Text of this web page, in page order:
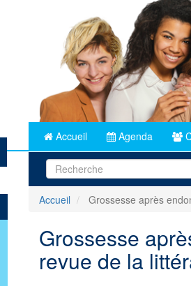
Accueil Agenda
Accueil Grossesse après
Grossesse
revue de la